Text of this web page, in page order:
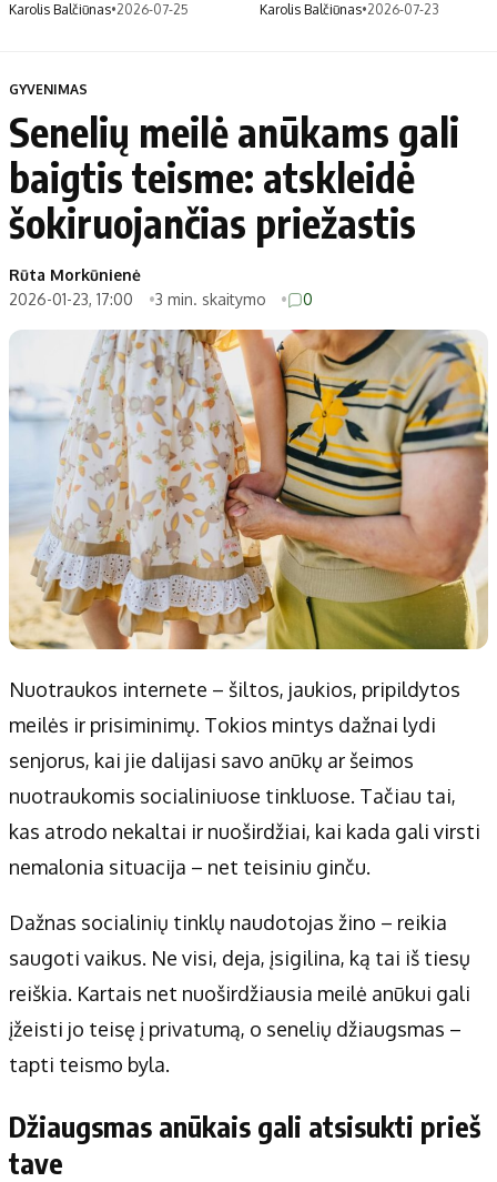
Karolis Balčiūnas•2026-07-25 Karolis Balčiūnas•2026-07-23
GYVENIMAS
Senelių meilė anūkams gali
baigtis teisme: atskleidė
šokiruojančias priežastis
Rūta Morkūnienė
2026-01-23, 17:00
3 min. skaitymo 0
Nuotraukos internete – šiltos, jaukios, pripildytos
meilės ir prisiminimų. Tokios mintys dažnai lydi
senjorus, kai jie dalijasi savo anūkų ar šeimos
nuotraukomis socialiniuose tinkluose. Tačiau tai,
kas atrodo nekaltai ir nuoširdžiai, kai kada gali virsti
nemalonia situacija – net teisiniu ginču.
Dažnas socialinių tinklų naudotojas žino – reikia
saugoti vaikus. Ne visi, deja, įsigilina, ką tai iš tiesų
reiškia. Kartais net nuoširdžiausia meilė anūkui gali
įžeisti jo teisę į privatumą, o senelių džiaugsmas –
tapti teismo byla.
Džiaugsmas anūkais gali atsisukti prieš
tave